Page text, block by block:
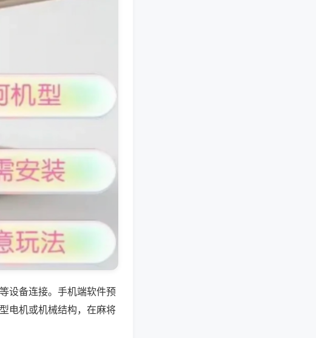
设备连接。手机端软件预
电机或机械结构，在麻将